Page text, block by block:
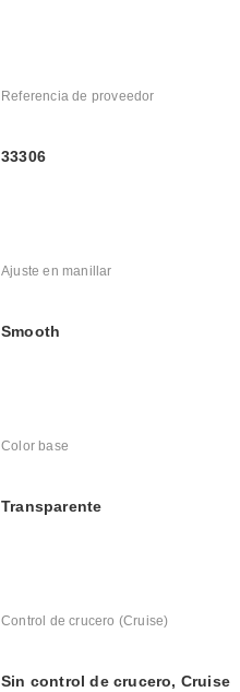
Referencia de proveedor
33306
Ajuste en manillar
Smooth
Color base
Transparente
Control de crucero (Cruise)
Sin control de crucero, Cruise